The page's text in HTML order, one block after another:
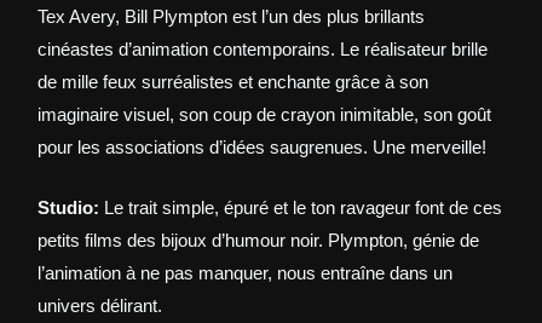
Tex Avery, Bill Plympton est l’un des plus brillants
cinéastes d’animation contemporains. Le réalisateur brille
de mille feux surréalistes et enchante grâce à son
imaginaire visuel, son coup de crayon inimitable, son goût
pour les associations d’idées saugrenues. Une merveille!
Studio: Le trait simple, épuré et le ton ravageur font de ces
petits films des bijoux d’humour noir. Plympton, génie de
l’animation à ne pas manquer, nous entraîne dans un
univers délirant.